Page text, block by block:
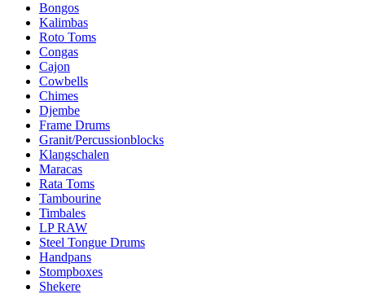
Bongos
Kalimbas
Roto Toms
Congas
Cajon
Cowbells
Chimes
Djembe
Frame Drums
Granit/Percussionblocks
Klangschalen
Maracas
Rata Toms
Tambourine
Timbales
LP RAW
Steel Tongue Drums
Handpans
Stompboxes
Shekere